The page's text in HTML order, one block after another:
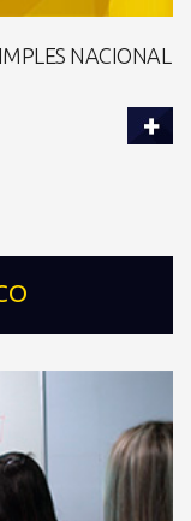
NACIONAL